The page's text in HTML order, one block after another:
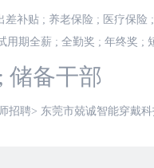
差补贴 ; 养老保险 ; 医疗保险 ;
用期全薪 ; 全勤奖 ; 年终奖 ;
; 储备干部
招聘> 东莞市兢诚智能穿戴